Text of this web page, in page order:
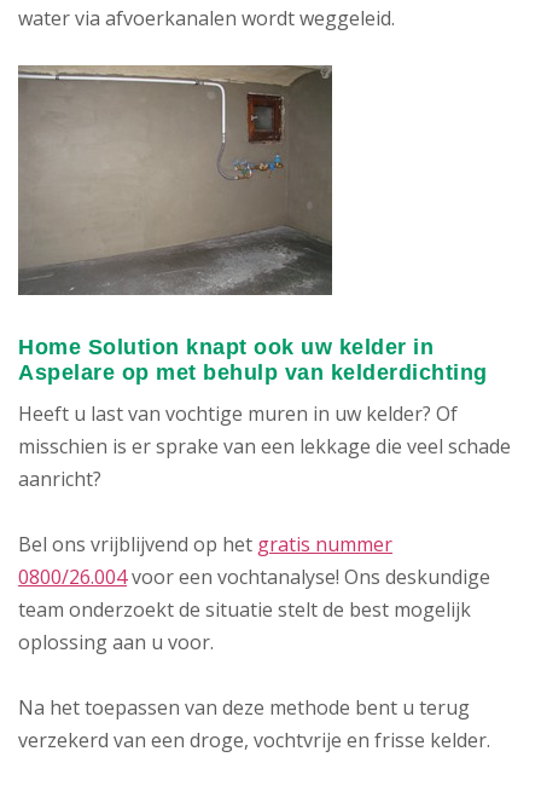
water via afvoerkanalen wordt weggeleid.
Home Solution knapt ook uw kelder in
Aspelare op met behulp van kelderdichting
Heeft u last van vochtige muren in uw kelder? Of
misschien is er sprake van een lekkage die veel schade
aanricht?
Bel ons vrijblijvend op het gratis nummer
0800/26.004voor een vochtanalyse! Ons deskundige
team onderzoekt de situatie stelt de best mogelijk
oplossing aan u voor.
Na het toepassen van deze methode bent u terug
verzekerd van een droge, vochtvrije en frisse kelder.